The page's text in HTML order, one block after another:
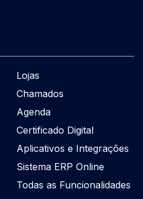
Lojas
Chamados
Agenda
Certificado Digital
Aplicativos e Integrações
Sistema ERP Online
Todas as Funcionalidades